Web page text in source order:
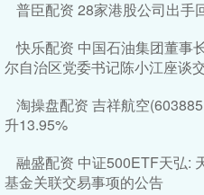
普臣配资 28家港股公司出手
快乐配资 中国石油集团董事
尔自治区党委书记陈小江座谈
淘操盘配资 吉祥航空
升13.95%
融盛配资 中证500ETF天弘:
基金关联交易事项的公告